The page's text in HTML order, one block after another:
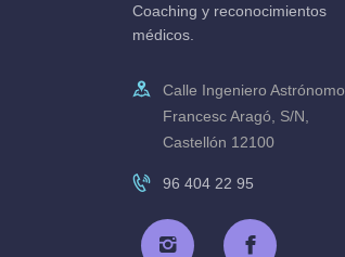
Coaching y reconocimientos
médicos.
Calle Ingeniero Astrónomo
Francesc Aragó, S/N,
Castellón 12100
96 404 22 95